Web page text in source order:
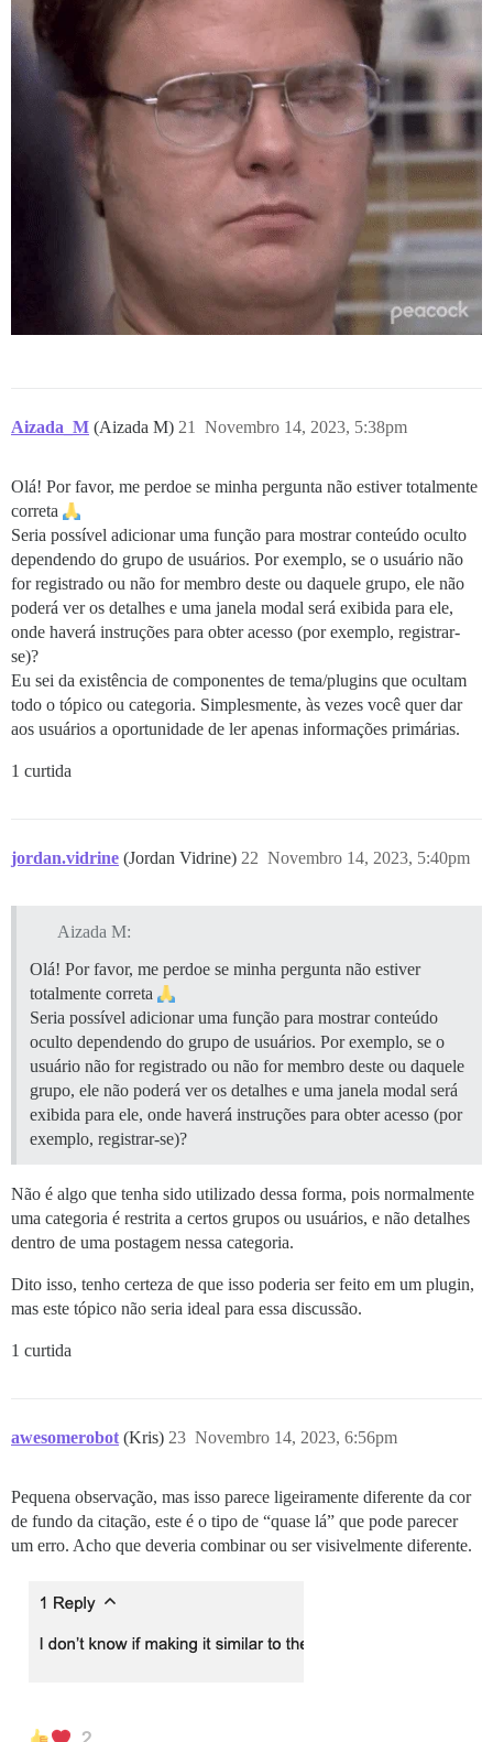
Aizada_M (Aizada M) Novembro 14, 2023, 5:38pm
21
Olá! Por favor, me perdoe se minha pergunta não estiver totalmente
correta
Seria possível adicionar uma função para mostrar conteúdo oculto
dependendo do grupo de usuários. Por exemplo, se o usuário não
for registrado ou não for membro deste ou daquele grupo, ele não
poderá ver os detalhes e uma janela modal será exibida para ele,
onde haverá instruções para obter acesso (por exemplo, registrar-
se)?
Eu sei da existência de componentes de tema/plugins que ocultam
todo o tópico ou categoria. Simplesmente, às vezes você quer dar
aos usuários a oportunidade de ler apenas informações primárias.
1 curtida
jordan.vidrine (Jordan Vidrine) Novembro 14, 2023, 5:40pm
22
Aizada M:
Olá! Por favor, me perdoe se minha pergunta não estiver
totalmente correta
Seria possível adicionar uma função para mostrar conteúdo
oculto dependendo do grupo de usuários. Por exemplo, se o
usuário não for registrado ou não for membro deste ou daquele
grupo, ele não poderá ver os detalhes e uma janela modal será
exibida para ele, onde haverá instruções para obter acesso (por
exemplo, registrar-se)?
Não é algo que tenha sido utilizado dessa forma, pois normalmente
uma categoria é restrita a certos grupos ou usuários, e não detalhes
dentro de uma postagem nessa categoria.
Dito isso, tenho certeza de que isso poderia ser feito em um plugin,
mas este tópico não seria ideal para essa discussão.
1 curtida
awesomerobot (Kris) Novembro 14, 2023, 6:56pm
23
Pequena observação, mas isso parece ligeiramente diferente da cor
de fundo da citação, este é o tipo de “quase lá” que pode parecer
um erro. Acho que deveria combinar ou ser visivelmente diferente.